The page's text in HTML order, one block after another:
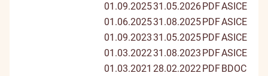
01.09.202531.05.2026PDFASICE
01.06.202531.08.2025PDFASICE
01.09.202331.05.2025PDFASICE
01.03.202231.08.2023 PDFASICE
01.03.2021 28.02.2022PDFBDOC